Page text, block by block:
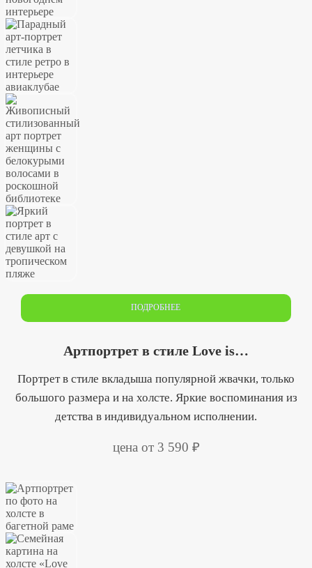
ПОДРОБНЕЕ
Артпортрет в стиле Love is…
Портрет в стиле вкладыша популярной жвачки, только
большого размера и на холсте. Яркие воспоминания из
детства в индивидуальном исполнении.
цена от 3 590 ₽